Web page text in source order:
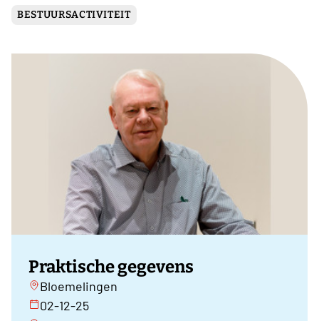
BESTUURSACTIVITEIT
Praktische gegevens
Bloemelingen
02-12-25